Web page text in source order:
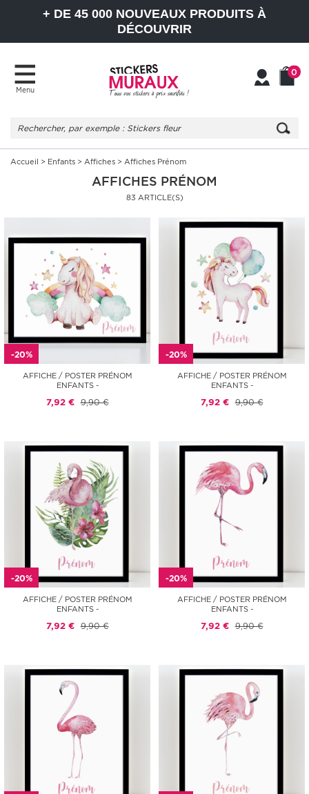
+ DE 45 000 NOUVEAUX PRODUITS À
DÉCOUVRIR
Menu
0
Accueil > Enfants > Affiches > Affiches Prénom
AFFICHES PRÉNOM
83 ARTICLE(S)
-20%
AFFICHE / POSTER PRÉNOM
ENFANTS -
7,92 € 9,90 €
-20%
AFFICHE / POSTER PRÉNOM
ENFANTS -
7,92 € 9,90 €
-20%
AFFICHE / POSTER PRÉNOM
ENFANTS -
7,92 € 9,90 €
-20%
AFFICHE / POSTER PRÉNOM
ENFANTS -
7,92 € 9,90 €